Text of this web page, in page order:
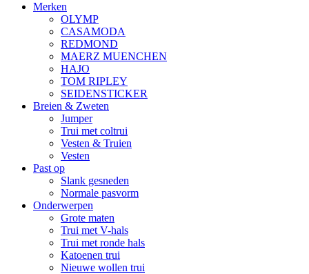
Merken
OLYMP
CASAMODA
REDMOND
MAERZ MUENCHEN
HAJO
TOM RIPLEY
SEIDENSTICKER
Breien & Zweten
Jumper
Trui met coltrui
Vesten & Truien
Vesten
Past op
Slank gesneden
Normale pasvorm
Onderwerpen
Grote maten
Trui met V-hals
Trui met ronde hals
Katoenen trui
Nieuwe wollen trui